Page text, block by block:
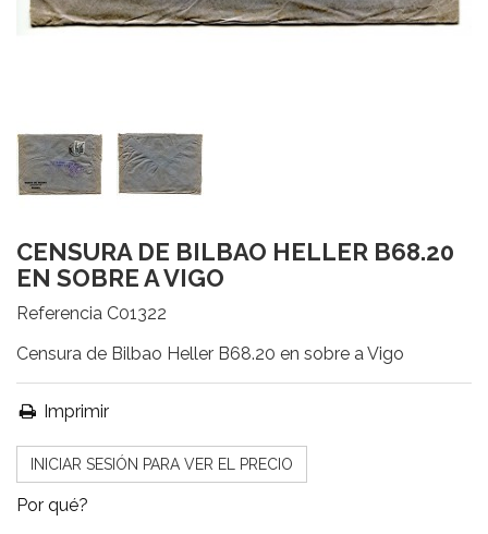
CENSURA DE BILBAO HELLER B68.20
EN SOBRE A VIGO
Referencia C01322
Censura de Bilbao Heller B68.20 en sobre a Vigo
Imprimir
INICIAR SESIÓN PARA VER EL PRECIO
Por qué?